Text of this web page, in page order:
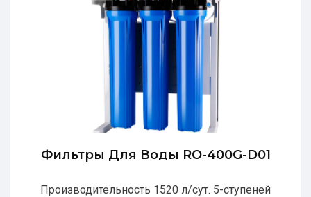
Фильтры Для Воды RO-400G-D01
Производительность 1520 л/сут. 5-ступеней